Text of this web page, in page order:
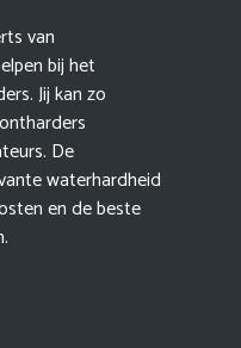
van
bij het
Jij kan zo
De
waterhardheid
en de beste